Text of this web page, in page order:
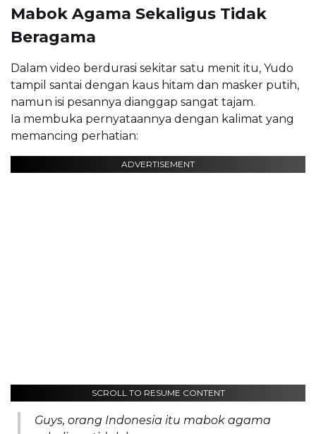
Mabok Agama Sekaligus Tidak
Beragama
Dalam video berdurasi sekitar satu menit itu, Yudo
tampil santai dengan kaus hitam dan masker putih,
namun isi pesannya dianggap sangat tajam.
Ia membuka pernyataannya dengan kalimat yang
memancing perhatian:
ADVERTISEMENT
SCROLL TO RESUME CONTENT
Guys, orang Indonesia itu mabok agama